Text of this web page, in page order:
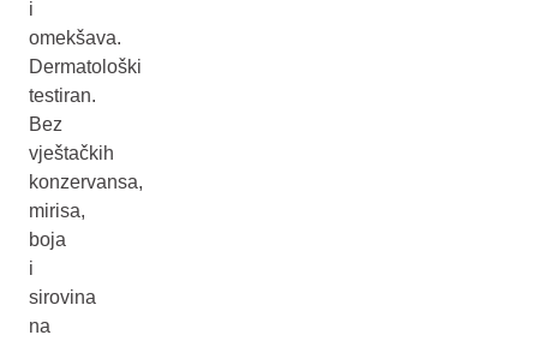
i
omekšava.
Dermatološki
testiran.
Bez
vještačkih
konzervansa,
mirisa,
boja
i
sirovina
na